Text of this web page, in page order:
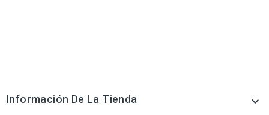
Información De La Tienda 